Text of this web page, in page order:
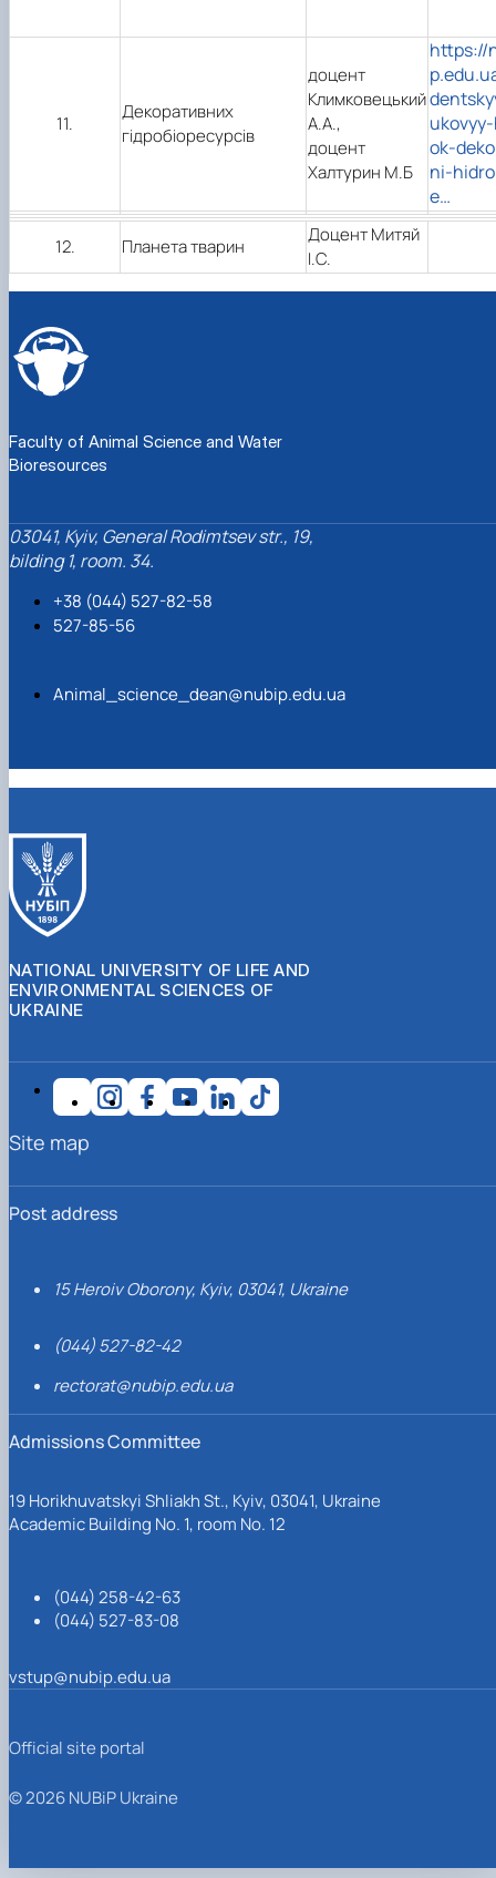
11.
Декоративних
гідробіоресурсів
доцент
Климковецький
А.А.,
доцент
Халтурин М.Б
https://
ok-
ni-
e…
12. Планета тварин
Доцент Митяй
І.С.
Faculty of Animal Science and Water
Bioresources
03041, Kyiv, General Rodimtsev str., 19,
bilding 1, room. 34.
+38 (044) 527-82-58
527-85-56
Animal_science_dean@nubip.edu.ua
NATIONAL UNIVERSITY OF LIFE AND
ENVIRONMENTAL SCIENCES OF
UKRAINE
Post address
15 Heroiv Oborony, Kyiv, 03041, Ukraine
(044) 527-82-42
rectorat@nubip.edu.ua
Admissions Committee
19 Horikhuvatskyi Shliakh St., Kyiv, 03041, Ukraine
Academic Building No. 1, room No. 12
(044) 258-42-63
(044) 527-83-08
vstup@nubip.edu.ua
Site map
Official site portal
© 2026 NUBiP Ukraine